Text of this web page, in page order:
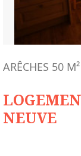
NEUVE
ARÊCHES 50 M²